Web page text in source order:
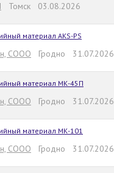
Томск 03.08.2026
материал AKS-PS
СООО Гродно 31.07.2026
материал МК-45П
СООО Гродно 31.07.2026
материал МК-101
СООО Гродно 31.07.2026